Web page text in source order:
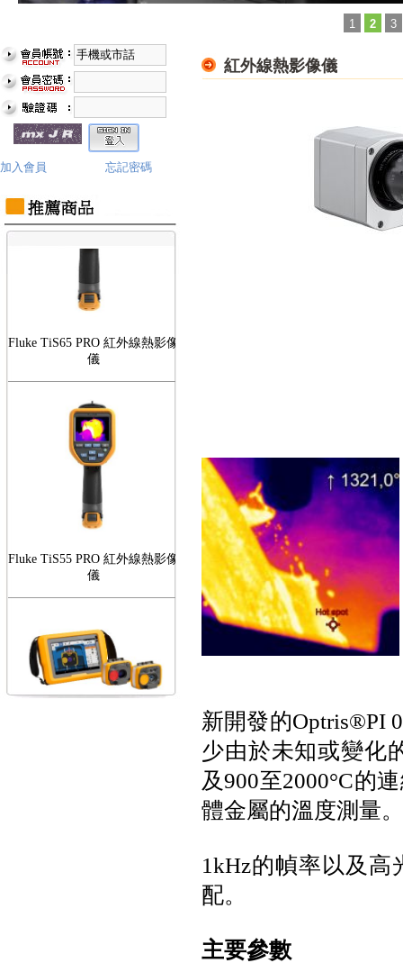
1 2 3
加入會員 忘記密碼
Fluke TiS75 PRO 紅外線熱影像
儀
儀
紅外線熱影像儀
新開發的Optris®PI
少由於未知或變化
及900至2000°C的
體金屬的溫度測量。
1kHz的幀率以及
配。
主要參數